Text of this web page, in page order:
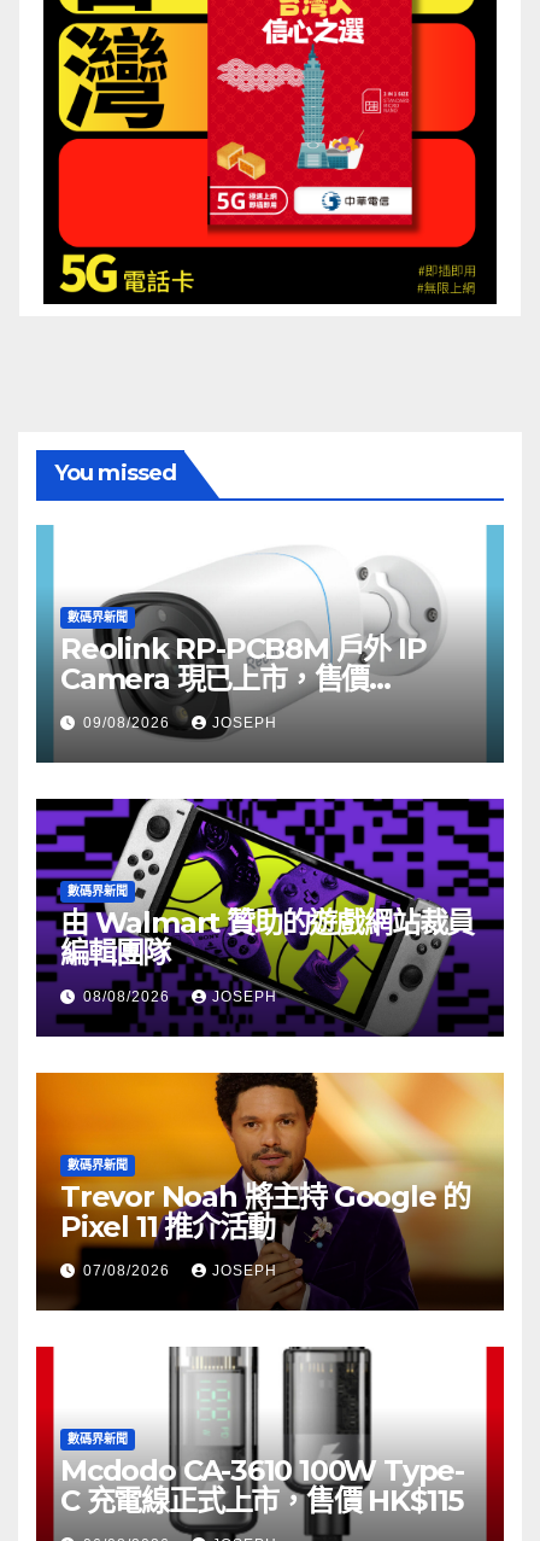
You missed
數碼界新聞
Reolink RP-PCB8M 戶外 IP
Camera 現已上市，售價
HK$722
09/08/2026 JOSEPH
數碼界新聞
由 Walmart 贊助的遊戲網站裁員
編輯團隊
08/08/2026 JOSEPH
數碼界新聞
Trevor Noah 將主持 Google 的
Pixel 11 推介活動
07/08/2026 JOSEPH
數碼界新聞
Mcdodo CA-3610 100W Type-
C 充電線正式上市，售價 HK$115